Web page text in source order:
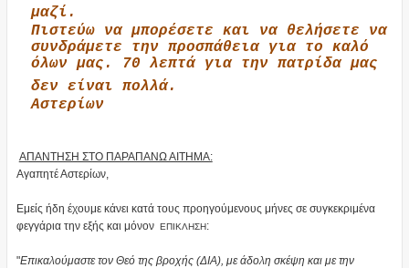
μαζί.
Πιστεύω να μπορέσετε και να θελήσετε να
συνδράμετε την προσπάθεια για το καλό
όλων μας. 70 λεπτά για την πατρίδα μας
δεν είναι πολλά.
Αστερίων
ΑΠΑΝΤΗΣΗ ΣΤΟ ΠΑΡΑΠΑΝΩ ΑΙΤΗΜΑ:
Αγαπητέ Αστερίων,
Εμείς ήδη έχουμε κάνει κατά τους προηγούμενους μήνες σε συγκεκριμένα
φεγγάρια την εξής και μόνον
ΕΠΙΚΛΗΣΗ:
"Επικαλούμαστε τον Θεό της βροχής (ΔΙΑ), με άδολη σκέψη και με την